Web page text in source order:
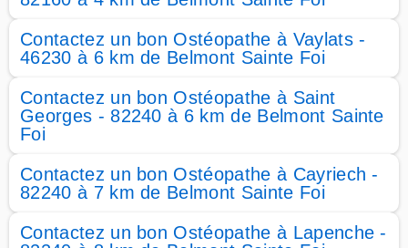
Contactez un bon Ostéopathe à Vaylats -
46230 à 6 km de Belmont Sainte Foi
Contactez un bon Ostéopathe à Saint
Georges - 82240 à 6 km de Belmont Sainte
Foi
Contactez un bon Ostéopathe à Cayriech -
82240 à 7 km de Belmont Sainte Foi
Contactez un bon Ostéopathe à Lapenche -